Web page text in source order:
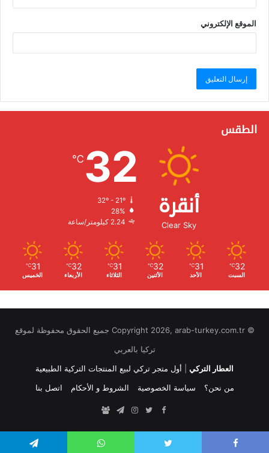
الموقع الإلكتروني
الطقس
أنقرة
Clear Sky
32
℃
32º - 21º
الرطوبة:
الرياح:
32
℃
السبت
31
℃
الأحد
32
℃
الأثنين
31
℃
الثلاثاء
32
℃
الأربعاء
31
℃
الخميس
© Copyright 2026, arab-turkey.com.tr جميع الحقوق محفوظة لموقع
تركيا بالعربي
العطار التركي
أول متجر تركي لبيع المنتجات التركية الطبيعية
من نحن؟
سياسة الخصوصية الشروط و الأحكام اتصل بنا